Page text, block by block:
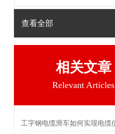
查看全部
相关文章
Relevant Articles